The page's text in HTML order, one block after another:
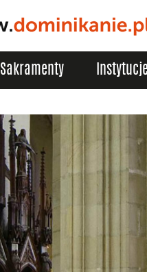
Sakramenty Instytucje